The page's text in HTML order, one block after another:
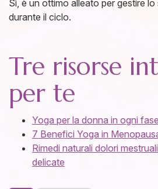
Sì, è un ottimo alleato per gestire
durante il ciclo.
Tre risorse
per te
Yoga per la donna in ogni
7 Benefici Yoga in
Rimedi naturali dolori
delicate